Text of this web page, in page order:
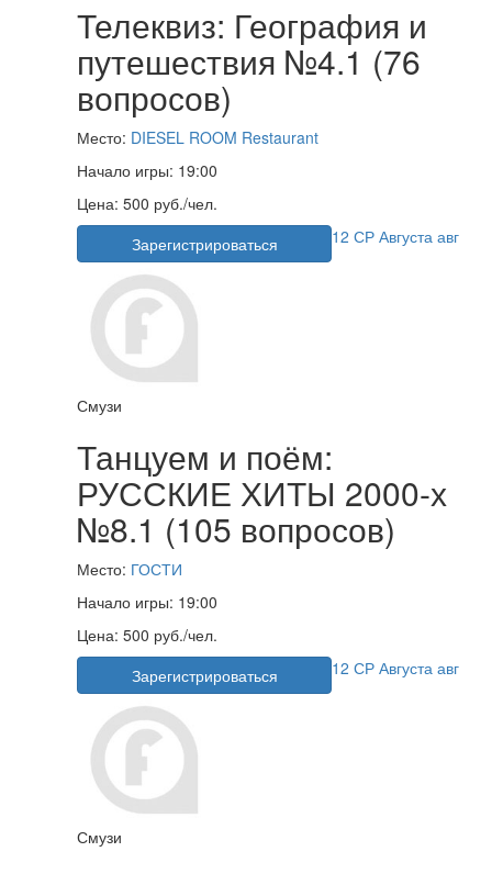
Телеквиз: География и
путешествия №4.1 (76
вопросов)
Место: DIESEL ROOM Restaurant
Начало игры: 19:00
Цена: 500 руб./чел.
Зарегистрироваться
12 СР Августа авг
Смузи
Танцуем и поём:
РУССКИЕ ХИТЫ 2000-х
№8.1 (105 вопросов)
Место: ГОСТИ
Начало игры: 19:00
Цена: 500 руб./чел.
Зарегистрироваться
12 СР Августа авг
Смузи